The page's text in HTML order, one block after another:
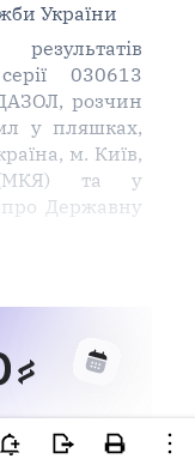
України
030613
розчин
у пляшках,
м. Київ,
та у
про Державну